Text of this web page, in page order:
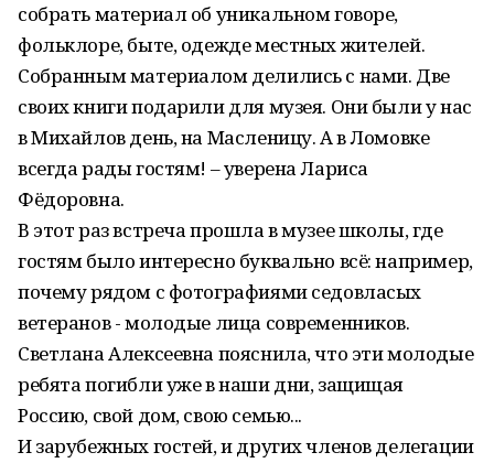
собрать материал об уникальном говоре,
фольклоре, быте, одежде местных жителей.
Собранным материалом делились с нами. Две
своих книги подарили для музея. Они были у нас
в Михайлов день, на Масленицу. А в Ломовке
всегда рады гостям! – уверена Лариса
Фёдоровна.
В этот раз встреча прошла в музее школы, где
гостям было интересно буквально всё: например,
почему рядом с фотографиями седовласых
ветеранов - молодые лица современников.
Светлана Алексеевна пояснила, что эти молодые
ребята погибли уже в наши дни, защищая
Россию, свой дом, свою семью...
И зарубежных гостей, и других членов делегации